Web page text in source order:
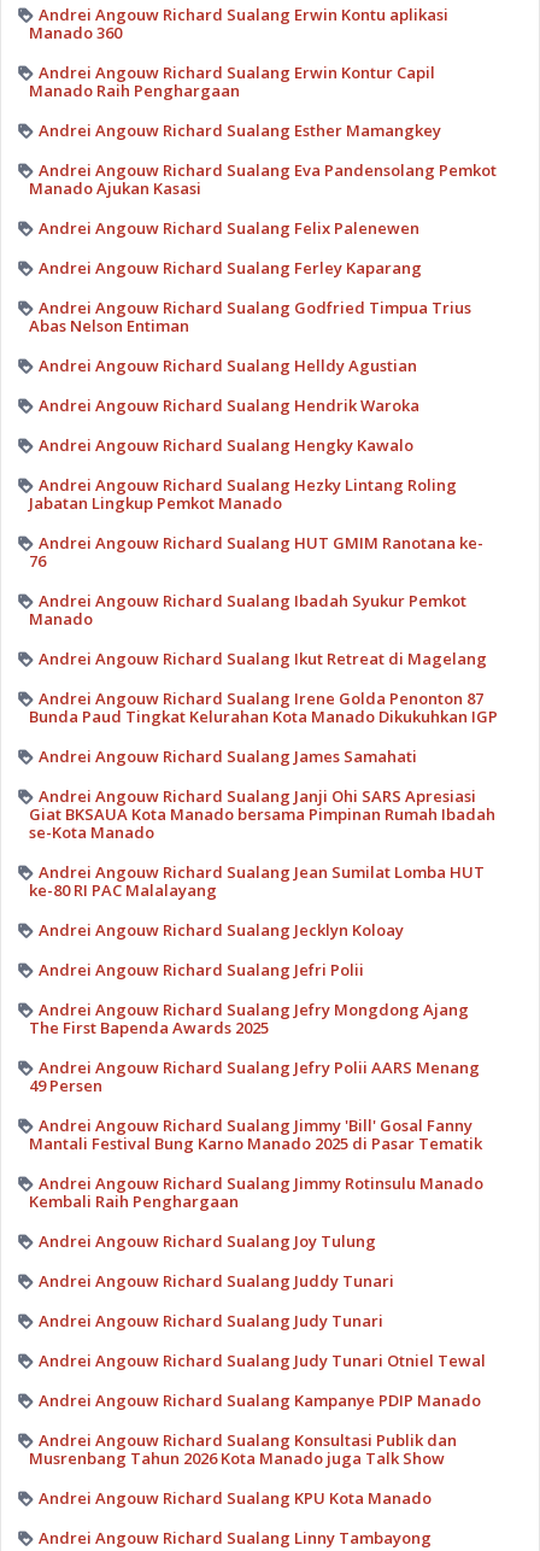
Andrei Angouw Richard Sualang Erwin Kontu aplikasi
Manado 360
Andrei Angouw Richard Sualang Erwin Kontur Capil
Manado Raih Penghargaan
Andrei Angouw Richard Sualang Esther Mamangkey
Andrei Angouw Richard Sualang Eva Pandensolang Pemkot
Manado Ajukan Kasasi
Andrei Angouw Richard Sualang Felix Palenewen
Andrei Angouw Richard Sualang Ferley Kaparang
Andrei Angouw Richard Sualang Godfried Timpua Trius
Abas Nelson Entiman
Andrei Angouw Richard Sualang Helldy Agustian
Andrei Angouw Richard Sualang Hendrik Waroka
Andrei Angouw Richard Sualang Hengky Kawalo
Andrei Angouw Richard Sualang Hezky Lintang Roling
Jabatan Lingkup Pemkot Manado
Andrei Angouw Richard Sualang HUT GMIM Ranotana ke-
76
Andrei Angouw Richard Sualang Ibadah Syukur Pemkot
Manado
Andrei Angouw Richard Sualang Ikut Retreat di Magelang
Andrei Angouw Richard Sualang Irene Golda Penonton 87
Bunda Paud Tingkat Kelurahan Kota Manado Dikukuhkan IGP
Andrei Angouw Richard Sualang James Samahati
Andrei Angouw Richard Sualang Janji Ohi SARS Apresiasi
Giat BKSAUA Kota Manado bersama Pimpinan Rumah Ibadah
se-Kota Manado
Andrei Angouw Richard Sualang Jean Sumilat Lomba HUT
ke-80 RI PAC Malalayang
Andrei Angouw Richard Sualang Jecklyn Koloay
Andrei Angouw Richard Sualang Jefri Polii
Andrei Angouw Richard Sualang Jefry Mongdong Ajang
The First Bapenda Awards 2025
Andrei Angouw Richard Sualang Jefry Polii AARS Menang
49 Persen
Andrei Angouw Richard Sualang Jimmy 'Bill' Gosal Fanny
Mantali Festival Bung Karno Manado 2025 di Pasar Tematik
Andrei Angouw Richard Sualang Jimmy Rotinsulu Manado
Kembali Raih Penghargaan
Andrei Angouw Richard Sualang Joy Tulung
Andrei Angouw Richard Sualang Juddy Tunari
Andrei Angouw Richard Sualang Judy Tunari
Andrei Angouw Richard Sualang Judy Tunari Otniel Tewal
Andrei Angouw Richard Sualang Kampanye PDIP Manado
Andrei Angouw Richard Sualang Konsultasi Publik dan
Musrenbang Tahun 2026 Kota Manado juga Talk Show
Andrei Angouw Richard Sualang KPU Kota Manado
Andrei Angouw Richard Sualang Linny Tambayong